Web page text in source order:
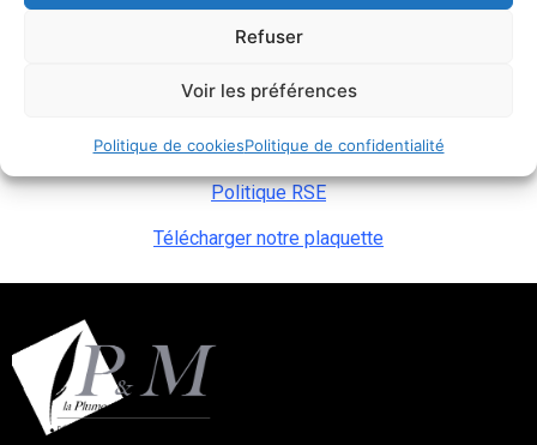
Refuser
Voir les préférences
Politique de cookiesPolitique de confidentialité
Politique de confidentialité
Politique RSE
Télécharger notre plaquette